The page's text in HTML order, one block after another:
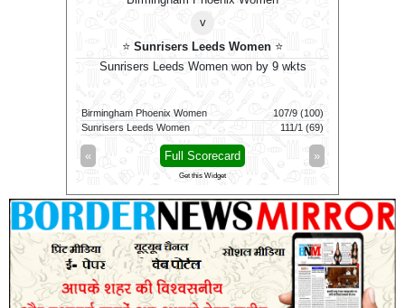
v
⭐ Sunrisers Leeds Women ⭐
Sunrisers Leeds Women won by 9 wkts
Birmingham Phoenix Women
107/9 (100)
Sunrisers Leeds Women
111/1 (69)
« »
Full Scorecard
Get this Widget